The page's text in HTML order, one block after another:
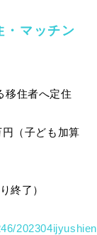
・マッチン
移住者へ定住
（子ども加算
終了）